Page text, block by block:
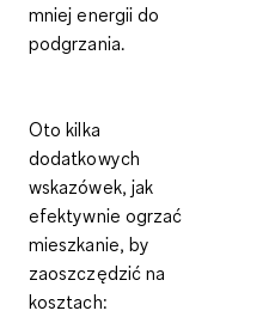
mniej energii do
podgrzania.
Oto kilka
dodatkowych
wskazówek, jak
efektywnie ogrzać
mieszkanie, by
zaoszczędzić na
kosztach: